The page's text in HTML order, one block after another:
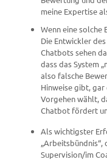
meine Expertise
Wenn eine
Die Entwickler
Chatbots sehen
dass das System
also falsche
Hinweise gibt,
Vorgehen wählt,
Chatbot fördert
Als wichtigster
„Arbeitsbündnis“,
Supervision/im